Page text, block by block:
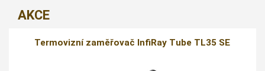
AKCE
Termovizní zaměřovač InfiRay Tube TL35 SE